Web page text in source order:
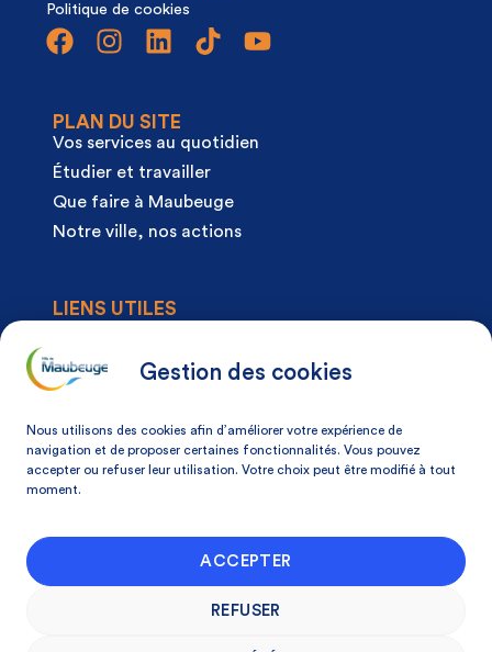
Gestion des cookies
Nous utilisons des cookies afin d’améliorer votre expérience de
navigation et de proposer certaines fonctionnalités. Vous pouvez
accepter ou refuser leur utilisation. Votre choix peut être modifié à tout
moment.
ACCEPTER
REFUSER
Politique de cookies
PLAN DU SITE
Vos services au quotidien
Étudier et travailler
Que faire à Maubeuge
Notre ville, nos actions
LIENS UTILES
Actualités
Articles à la une
Mon espace citoyen
Mon avis, ma ville
NOS COORDONNÉES
Maubeuge, France